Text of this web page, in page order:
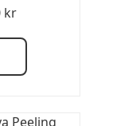
krPrisintervall:
till